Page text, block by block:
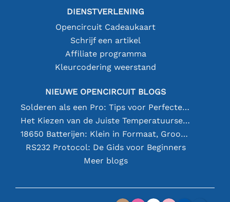
DIENSTVERLENING
Opencircuit Cadeaukaart
Schrijf een artikel
Affiliate programma
Kleurcodering weerstand
NIEUWE OPENCIRCUIT BLOGS
Solderen als een Pro: Tips voor Perfecte Elektronische Verbindingen
Het Kiezen van de Juiste Temperatuursensor [youtube]
18650 Batterijen: Klein in Formaat, Groot in Prestatie
RS232 Protocol: De Gids voor Beginners
Meer blogs